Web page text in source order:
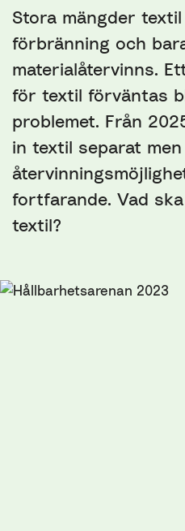
Stora mängder
förbränning och
materialåtervinns.
för textil förväntas
problemet. Från
in textil separat men
fortfarande. Vad
textil?